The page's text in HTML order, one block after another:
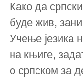
Како да
буде жив,
Учење језика
на књиге,
о српском за